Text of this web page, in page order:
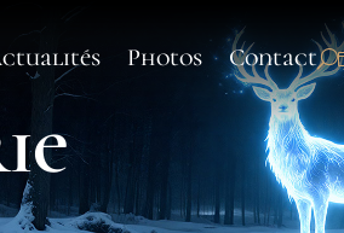
Photos Contact